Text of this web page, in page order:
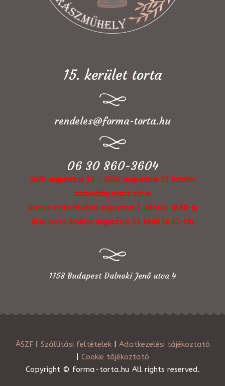
15. kerület torta
rendeles@forma-torta.hu
06 30 860-3604
2026. augusztus 10. - 2026. augusztus 22. között
szabadság miatt zárva
utolsó torta átvétel augusztus 7. péntek 18:30-ig
első torta átvétel augusztus 25. kedd 16:30-tól
1158 Budapest Dalnoki Jenő utca 4
ÁSZF| Szállítási feltételek| Adatkezelési tájékoztató
Cookie tájékoztató
Copyright © forma-torta.hu All rights reserved.